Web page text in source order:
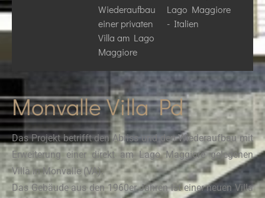
Wiederaufbau
einer privaten
Villa am Lago
Maggiore
Lago Maggiore
- Italien
Monvalle Villa Pd
Das Projekt betrifft den Abriss und den Wiederaufbau mit
Erweiterung einer direkt am Lago Maggiore gelegenen
Villa in Monvalle (VA).
Das Gebäude aus den 1960er Jahren ist einer neuen Villa